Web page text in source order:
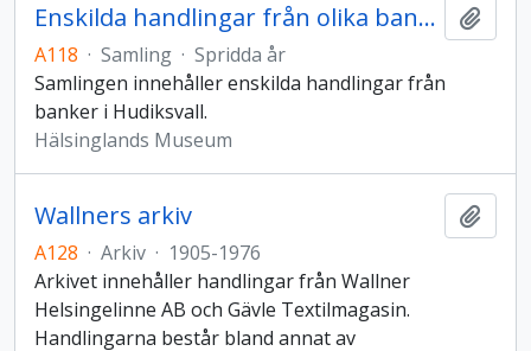
Enskilda handlingar från olika banker i Hudiksvall
A118 · Samling · Spridda år
Samlingen innehåller enskilda handlingar från
banker i Hudiksvall.
Hälsinglands Museum
Wallners arkiv
A128 · Arkiv · 1905-1976
Arkivet innehåller handlingar från Wallner
Helsingelinne AB och Gävle Textilmagasin.
Handlingarna består bland annat av